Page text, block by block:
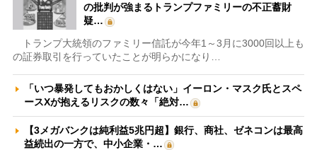
の批判が強まるトランプファミリーの不正蓄財
疑…
トランプ大統領のファミリー信託が今年1～3月に3000回以上も
の証券取引を行っていたことが明らかになり…
「いつ暴発してもおかしくはない」イーロン・マスク氏とスペ
ースXが抱えるリスクの数々「絶対…
【3メガバンクは純利益5兆円超】銀行、商社、ゼネコンは最高
益続出の一方で、中小企業・…